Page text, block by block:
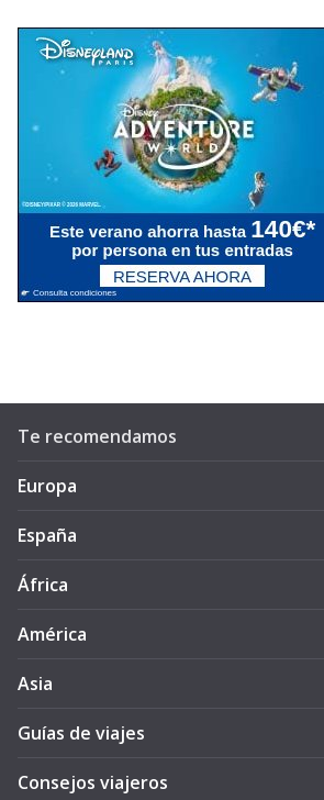
Te recomendamos
Europa
España
África
América
Asia
Guías de viajes
Consejos viajeros